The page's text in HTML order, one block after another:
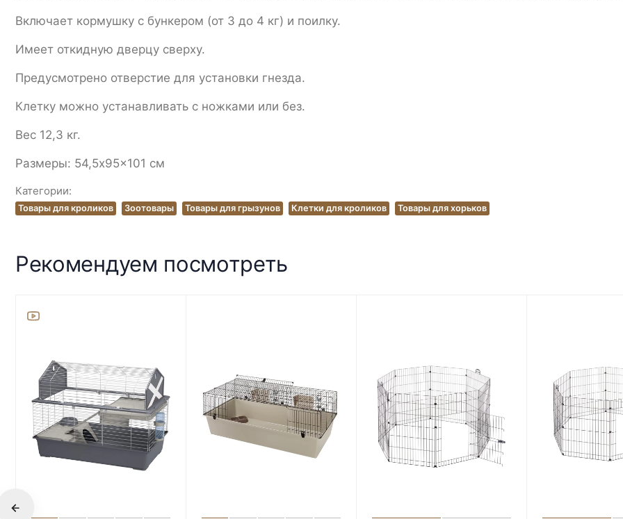
Включает кормушку с бункером (от 3 до 4 кг) и поилку.
Имеет откидную дверцу сверху.
Предусмотрено отверстие для установки гнезда.
Клетку можно устанавливать с ножками или без.
Вес 12,3 кг.
Размеры: 54,5x95x101 см
Категории:
Товары для кроликов Зоотовары Товары для грызунов Клетки для кроликов Товары для хорьков
Рекомендуем посмотреть